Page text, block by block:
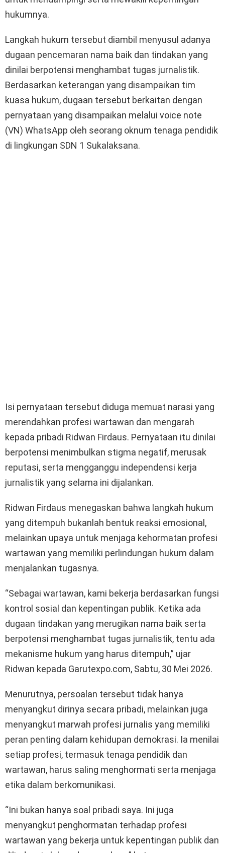
hukumnya.
Langkah hukum tersebut diambil menyusul adanya
dugaan pencemaran nama baik dan tindakan yang
dinilai berpotensi menghambat tugas jurnalistik.
Berdasarkan keterangan yang disampaikan tim
kuasa hukum, dugaan tersebut berkaitan dengan
pernyataan yang disampaikan melalui voice note
(VN) WhatsApp oleh seorang oknum tenaga pendidik
di lingkungan SDN 1 Sukalaksana.
Isi pernyataan tersebut diduga memuat narasi yang
merendahkan profesi wartawan dan mengarah
kepada pribadi Ridwan Firdaus. Pernyataan itu dinilai
berpotensi menimbulkan stigma negatif, merusak
reputasi, serta mengganggu independensi kerja
jurnalistik yang selama ini dijalankan.
Ridwan Firdaus menegaskan bahwa langkah hukum
yang ditempuh bukanlah bentuk reaksi emosional,
melainkan upaya untuk menjaga kehormatan profesi
wartawan yang memiliki perlindungan hukum dalam
menjalankan tugasnya.
“Sebagai wartawan, kami bekerja berdasarkan fungsi
kontrol sosial dan kepentingan publik. Ketika ada
dugaan tindakan yang merugikan nama baik serta
berpotensi menghambat tugas jurnalistik, tentu ada
mekanisme hukum yang harus ditempuh,” ujar
Ridwan kepada Garutexpo.com, Sabtu, 30 Mei 2026.
Menurutnya, persoalan tersebut tidak hanya
menyangkut dirinya secara pribadi, melainkan juga
menyangkut marwah profesi jurnalis yang memiliki
peran penting dalam kehidupan demokrasi. Ia menilai
setiap profesi, termasuk tenaga pendidik dan
wartawan, harus saling menghormati serta menjaga
etika dalam berkomunikasi.
“Ini bukan hanya soal pribadi saya. Ini juga
menyangkut penghormatan terhadap profesi
wartawan yang bekerja untuk kepentingan publik dan